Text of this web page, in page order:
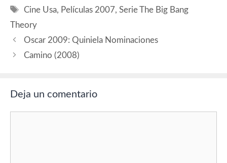
Etiquetas
Cine Usa, Películas 2007,Serie The Big Bang
Theory
Oscar 2009: Quiniela Nominaciones
Camino (2008)
Deja un comentario